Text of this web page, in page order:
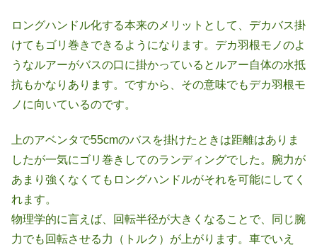
ロングハンドル化する本来のメリットとして、デカバス掛
けてもゴリ巻きできるようになります。デカ羽根モノのよ
うなルアーがバスの口に掛かっているとルアー自体の水抵
抗もかなりあります。ですから、その意味でもデカ羽根モ
ノに向いているのです。
上のアベンタで55cmのバスを掛けたときは距離はありま
したが一気にゴリ巻きしてのランディングでした。腕力が
あまり強くなくてもロングハンドルがそれを可能にしてく
れます。
物理学的に言えば、回転半径が大きくなることで、同じ腕
力でも回転させる力（トルク）が上がります。車でいえ